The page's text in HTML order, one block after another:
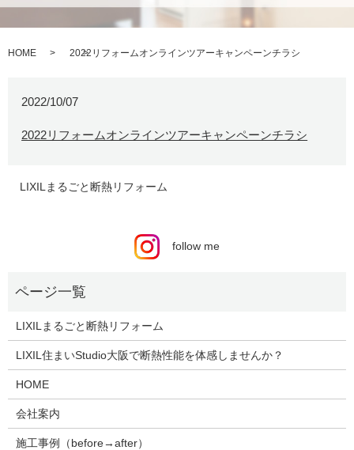
HOME 2022リフォームオンラインツアーキャンペーンチラシ
2022/10/07
2022リフォームオンラインツアーキャンペーンチラシ
LIXILまるごと断熱リフォーム
follow me
LIXILまるごと断熱リフォーム
LIXIL住まいStudio大阪で断熱性能を体感しませんか？
HOME
会社案内
施工事例（before→after）